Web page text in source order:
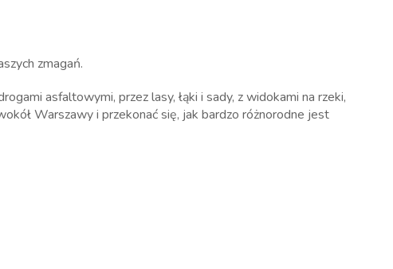
zmagań.
asfaltowymi, przez lasy, łąki i sady, z widokami na rzeki,
Warszawy i przekonać się, jak bardzo różnorodne jest